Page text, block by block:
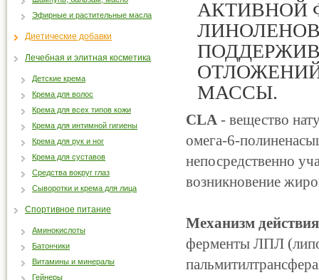
АКТИВНОЙ
МАССЫ.
CLA - вещество
омега-6-
непосредственно
возникновение
Механизм
ферменты ЛПЛ
Эфирные и растительные масла
Диетические добавки
Лечебная и элитная косметика
Детские крема
Крема для волос
Крема для всех типов кожи
Крема для интимной гигиены
Крема для рук и ног
Крема для суставов
Средства вокруг глаз
Сыворотки и крема для лица
Спортивное питание
Аминокислоты
Батончики
Витамины и минералы
Гейнеры